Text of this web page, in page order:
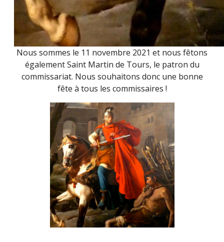
Nous sommes le 11 novembre 2021 et nous fêtons
également Saint Martin de Tours, le patron du
commissariat. Nous souhaitons donc une bonne
fête à tous les commissaires !